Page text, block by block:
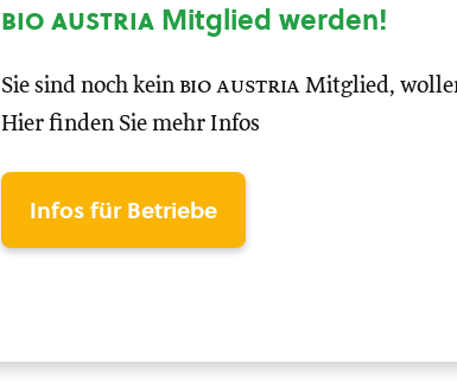
bio austria Mitglied werden!
Sie sind noch kein bio austria Mitglied,
Hier finden Sie mehr Infos
Infos für Betriebe